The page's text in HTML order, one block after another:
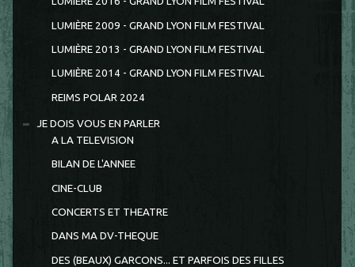
LUMIÈRE 2009 - GRAND LYON FILM FESTIVAL
LUMIÈRE 2013 - GRAND LYON FILM FESTIVAL
LUMIÈRE 2014 - GRAND LYON FILM FESTIVAL
REIMS POLAR 2024
JE DOIS VOUS EN PARLER
A LA TELEVISION
BILAN DE L'ANNEE
CINE-CLUB
CONCERTS ET THEATRE
DANS MA DV-THEQUE
DES (BEAUX) GARCONS... ET PARFOIS DES FILLES